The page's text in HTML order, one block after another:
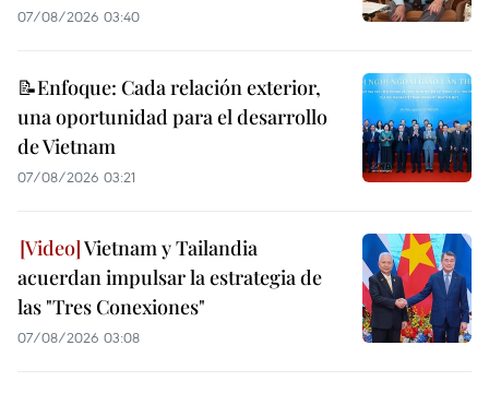
07/08/2026 03:40
📝Enfoque: Cada relación exterior,
una oportunidad para el desarrollo
de Vietnam
07/08/2026 03:21
Vietnam y Tailandia
acuerdan impulsar la estrategia de
las "Tres Conexiones"
07/08/2026 03:08